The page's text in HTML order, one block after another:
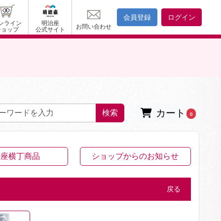
ライン
ップ
明治座
公式サイト
お問い合わせ
会員登録 ログイン
検索 カート 0
横丁商品 ショップからのお知らせ
戻る